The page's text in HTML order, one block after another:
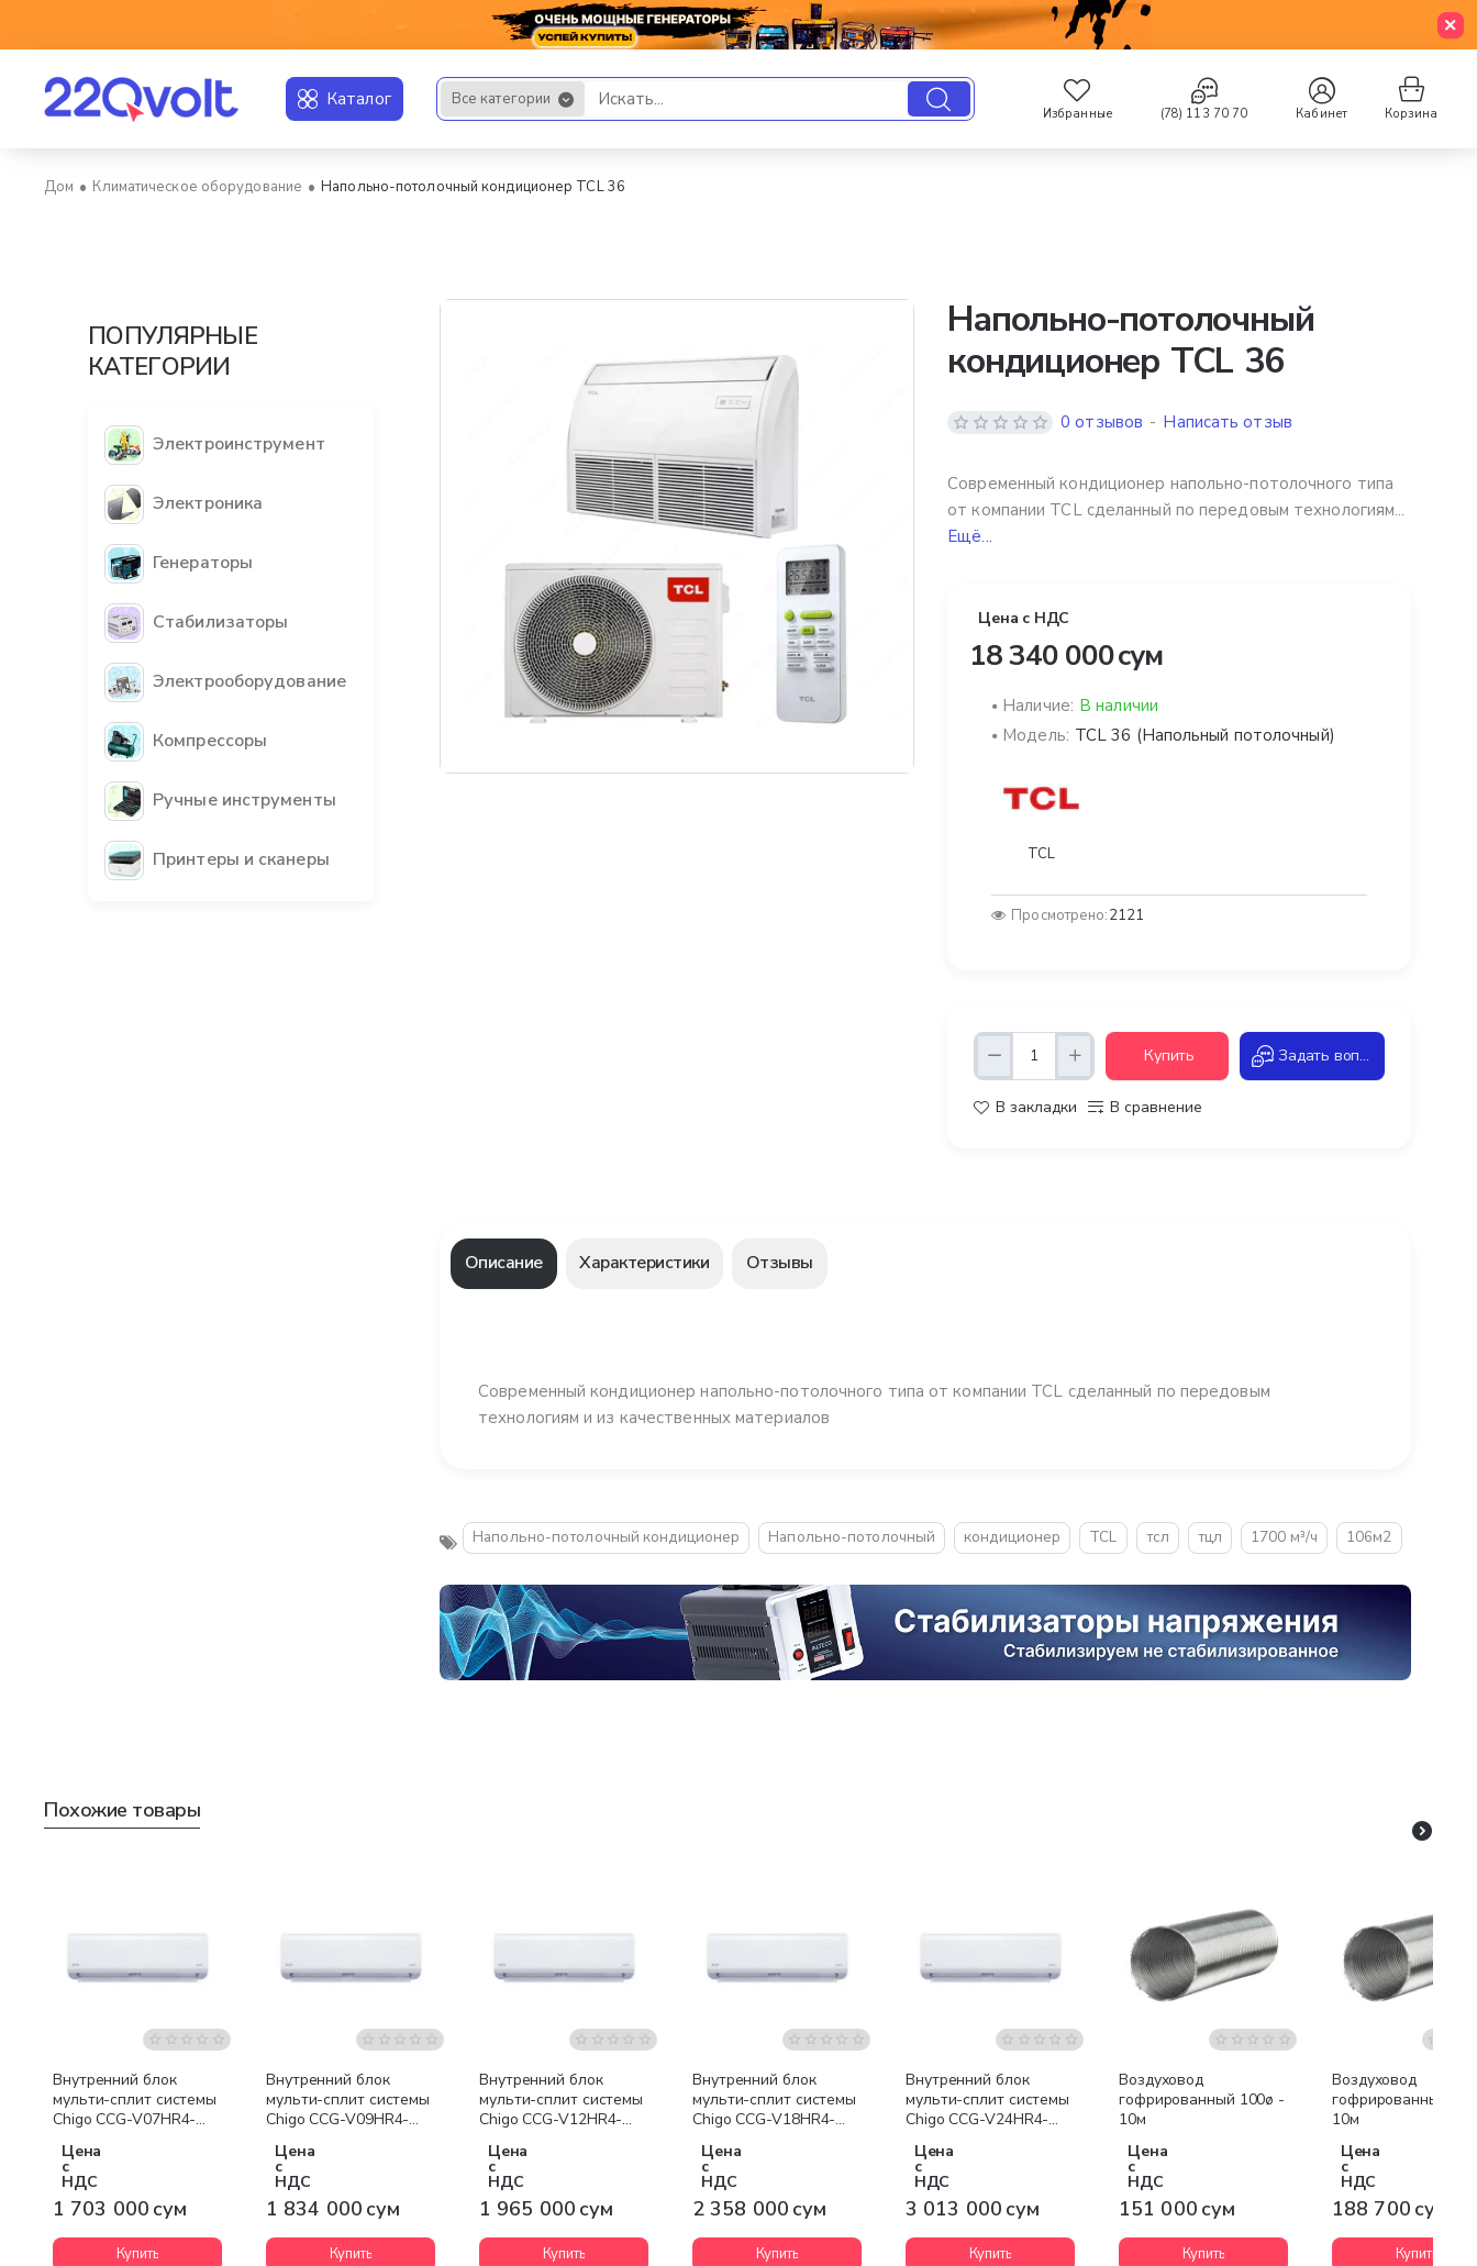
Каталог Все категории
Искать... Избранные (78) 113 70 70 Кабинет Корзина
Климатическое оборудование Напольно-потолочный кондиционер TCL 36
ПОПУЛЯРНЫЕ
КАТЕГОРИИ
Электроинструмент
Электроника
Генераторы
Стабилизаторы
Электрооборудование
Компрессоры
Ручные инструменты
Принтеры и сканеры
Напольно-потолочный
кондиционер TCL 36
Современный кондиционер напольно-потолочного типа
от компании TCL сделанный по передовым технологиям...
Ещё...
0 отзывов - Написать отзыв
Цена с НДС
18 340 000 сум
Наличие: В наличии
Модель: TCL 36 (Напольный потолочный)
TCL
Просмотрено:2121
Купить Задать вопрос
В закладки В сравнение
Описание Характеристики Отзывы
Современный кондиционер напольно-потолочного типа от компании TCL сделанный по передовым
технологиям и из качественных материалов
Напольно-потолочный кондиционер Напольно-потолочный кондиционер TCL тсл тцл 1700 м³/ч 106м2
Похожие товары
Бесплатная доставка
Внутренний блок
мульти-сплит системы
Chigo CCG-V07HR4-
Цена
с
НДС
1 703 000 сум
Купить
Бесплатная доставка
Внутренний блок
мульти-сплит системы
Chigo CCG-V09HR4-
Цена
с
НДС
1 834 000 сум
Купить
Бесплатная доставка
Внутренний блок
мульти-сплит системы
Chigo CCG-V12HR4-
Цена
с
НДС
1 965 000 сум
Купить
Бесплатная доставка
Внутренний блок
мульти-сплит системы
Chigo CCG-V18HR4-
Цена
с
НДС
2 358 000 сум
Купить
Бесплатная доставка
Внутренний блок
мульти-сплит системы
Chigo CCG-V24HR4-
Цена
с
НДС
3 013 000 сум
Купить
Воздуховод
гофрированный 100ø -
10м
Цена
с
НДС
151 000 сум
Купить
Воздуховод
гофрированный
10м
Цена
с
НДС
188 700 сум
Купить